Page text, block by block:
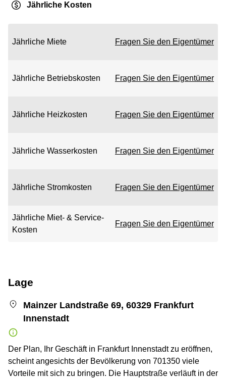
Jährliche Kosten
Jährliche Miete Fragen Sie den Eigentümer
Jährliche Betriebskosten Fragen Sie den Eigentümer
Jährliche Heizkosten Fragen Sie den Eigentümer
Jährliche Wasserkosten Fragen Sie den Eigentümer
Jährliche Stromkosten Fragen Sie den Eigentümer
Jährliche Miet- & Service-
Kosten
Fragen Sie den Eigentümer
Lage
Mainzer Landstraße 69, 60329 Frankfurt
Innenstadt
Der Plan, Ihr Geschäft in Frankfurt Innenstadt zu eröffnen,
scheint angesichts der Bevölkerung von 701350 viele
Vorteile mit sich zu bringen. Die Hauptstraße verläuft in der